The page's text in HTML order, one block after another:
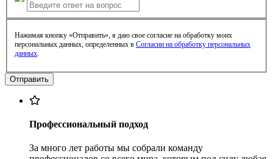
Нажимая кнопку «Отправить», я даю свое согласие на обработку моих
персональных данных, определенных в Согласии на обработку персональных
данных
Профессиональный подход
За много лет работы мы собрали команду